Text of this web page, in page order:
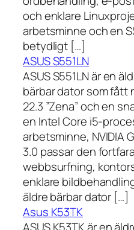
och enklare
arbetsminne och en
betydligt […]
ASUS S551LN
ASUS S551LN är en
bärbar dator som fått
22.3 ”Zena” och en
en Intel Core i5-
arbetsminne, NVIDIA
3.0 passar den
webbsurfning,
enklare
äldre bärbar dator […]
Asus K53TK
ASUS K53TK är en